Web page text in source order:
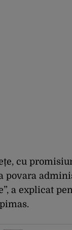
cu
povara
a explicat